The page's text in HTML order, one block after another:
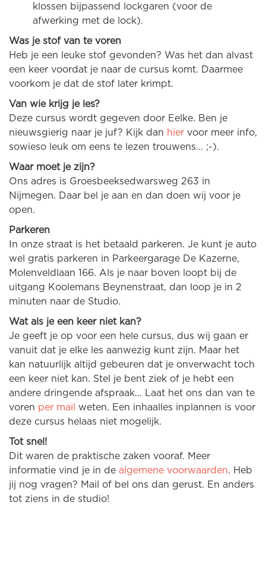
klossen bijpassend lockgaren (voor de
afwerking met de lock).
Was je stof van te voren
Heb je een leuke stof gevonden? Was het dan alvast
een keer voordat je naar de cursus komt. Daarmee
voorkom je dat de stof later krimpt.
Van wie krijg je les?
Deze cursus wordt gegeven door Eelke. Ben je
nieuwsgierig naar je juf? Kijk dan hier voor meer info,
sowieso leuk om eens te lezen trouwens… ;-).
Waar moet je zijn?
Ons adres is Groesbeeksedwarsweg 263 in
Nijmegen. Daar bel je aan en dan doen wij voor je
open.
Parkeren
In onze straat is het betaald parkeren. Je kunt je auto
wel gratis parkeren in Parkeergarage De Kazerne,
Molenveldlaan 166. Als je naar boven loopt bij de
uitgang Koolemans Beynenstraat, dan loop je in 2
minuten naar de Studio.
Wat als je een keer niet kan?
Je geeft je op voor een hele cursus, dus wij gaan er
vanuit dat je elke les aanwezig kunt zijn. Maar het
kan natuurlijk altijd gebeuren dat je onverwacht toch
een keer niet kan. Stel je bent ziek of je hebt een
andere dringende afspraak… Laat het ons dan van te
voren per mail
weten. Een inhaalles inplannen is voor
deze cursus helaas niet mogelijk.
Tot snel!
Dit waren de praktische zaken vooraf. Meer
informatie vind je in de algemene voorwaarden. Heb
jij nog vragen? Mail of bel ons dan gerust. En anders
tot ziens in de studio!